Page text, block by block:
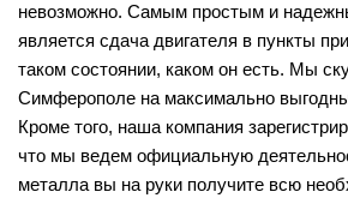
невозможно. Самым простым и
является сдача двигателя в пункты
таком состоянии, каком он есть. Мы
Симферополе на максимально
Кроме того, наша компания
что мы ведем официальную
металла вы на руки получите всю